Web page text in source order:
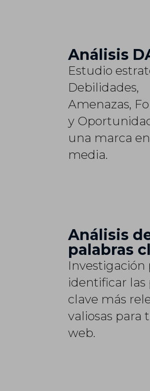
Análisis
Estudio
Debilidades,
Amenazas,
y
una marca
media.
Análisis
palabras
Investigación
identificar las
clave más
valiosas para
web.